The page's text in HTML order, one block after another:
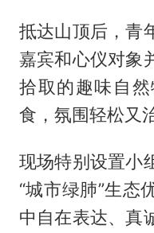
抵达山顶后，青
嘉宾和心仪对象
拾取的趣味自
食，氛围轻松又
现场特别设置小
“城市绿肺”生态
中自在表达、真